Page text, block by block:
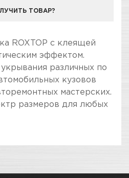
ТОВАР?
УДАЧИ" ЯВЛЯЕТСЯ
БРЕНДА ROXELPRO
ROXTOP с клеящей
эффектом.
различных по
кузовов
мастерских.
размеров для любых